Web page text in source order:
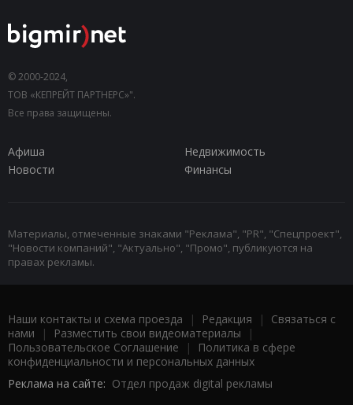
© 2000-2024,
ТОВ «КЕПРЕЙТ ПАРТНЕРС»".
Все права защищены.
Афиша
Недвижимость
Новости
Финансы
Материалы, отмеченные знаками "Реклама", "PR", "Спецпроект",
"Новости компаний", "Актуально", "Промо", публикуются на
правах рекламы.
Наши контакты и схема проезда | Редакция | Связаться с
нами | Разместить свои видеоматериалы |
Пользовательское Соглашение |
Политика в сфере
конфиденциальности и персональных данных
Реклама на сайте: Отдел продаж digital рекламы